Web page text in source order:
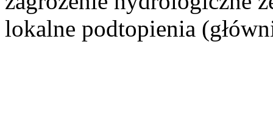
lokalne podtopienia